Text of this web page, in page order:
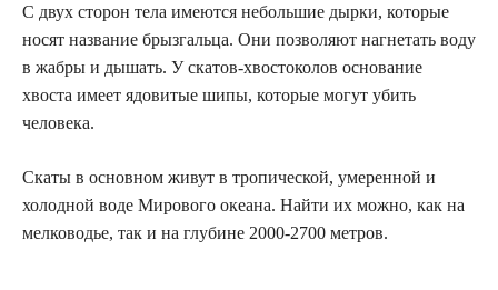
С двух сторон тела имеются небольшие дырки, которые
носят название брызгальца. Они позволяют нагнетать воду
в жабры и дышать. У скатов-хвостоколов основание
хвоста имеет ядовитые шипы, которые могут убить
человека.
Скаты в основном живут в тропической, умеренной и
холодной воде Мирового океана. Найти их можно, как на
мелководье, так и на глубине 2000-2700 метров.